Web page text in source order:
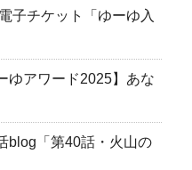
子チケット「ゆーゆ入
ゆアワード2025】あな
blog「第40話・火山の